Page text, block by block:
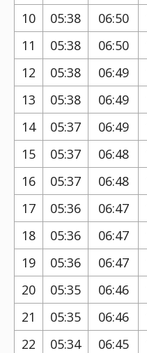
10
05:38 06:50
11
05:38 06:50
12
05:38 06:49
13
05:38 06:49
14
05:37 06:49
15
05:37 06:48
16
05:37 06:48
17
05:36 06:47
18
05:36 06:47
19
05:36 06:47
20
05:35 06:46
21
05:35 06:46
22
05:34 06:45